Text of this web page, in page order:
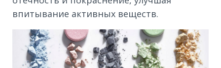
впитывание активных веществ.